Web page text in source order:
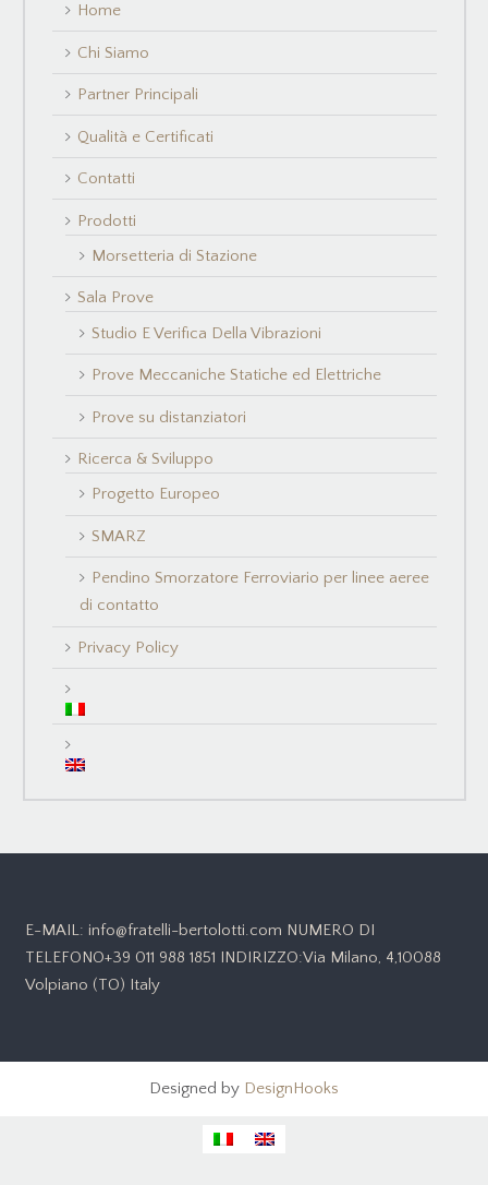
Home
Chi Siamo
Partner Principali
Qualità e Certificati
Contatti
Prodotti
Morsetteria di Stazione
Sala Prove
Studio E Verifica Della Vibrazioni
Prove Meccaniche Statiche ed Elettriche
Prove su distanziatori
Ricerca & Sviluppo
Progetto Europeo
SMARZ
Pendino Smorzatore Ferroviario per linee aeree
di contatto
Privacy Policy
E-MAIL: info@fratelli-bertolotti.com NUMERO DI
TELEFONO+39 011 988 1851 INDIRIZZO:Via Milano, 4,10088
Volpiano (TO) Italy
Designed by DesignHooks